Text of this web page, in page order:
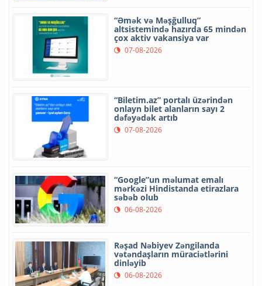
“Əmək və Məşğulluq”
altsistemində hazırda 65 mindən
çox aktiv vakansiya var
07-08-2026
“Biletim.az” portalı üzərindən
onlayn bilet alanların sayı 2
dəfəyədək artıb
07-08-2026
“Google”un məlumat emalı
mərkəzi Hindistanda etirazlara
səbəb olub
06-08-2026
Rəşad Nəbiyev Zəngilanda
vətəndaşların müraciətlərini
dinləyib
06-08-2026